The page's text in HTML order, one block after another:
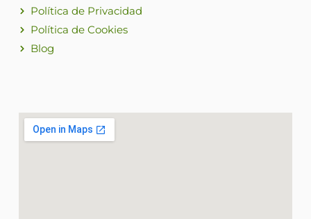
Política de Privacidad
Política de Cookies
Blog